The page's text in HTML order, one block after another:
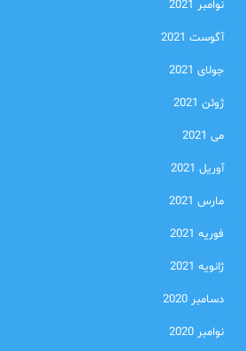
نوامبر 2021
آگوست 2021
جولای 2021
ژوئن 2021
می 2021
آوریل 2021
مارس 2021
فوریه 2021
ژانویه 2021
دسامبر 2020
نوامبر 2020